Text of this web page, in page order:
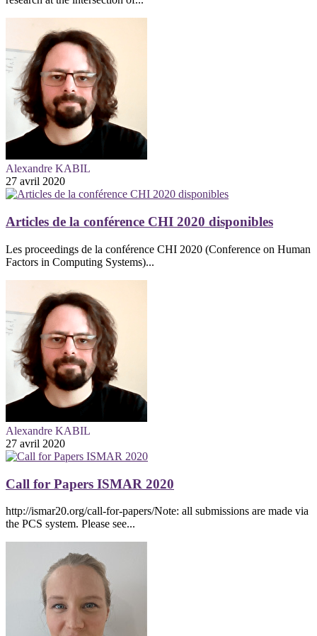
Alexandre KABIL
27 avril 2020
Articles de la conférence CHI 2020 disponibles
Les proceedings de la conférence CHI 2020 (Conference on Human
Factors in Computing Systems)...
Alexandre KABIL
27 avril 2020
Call for Papers ISMAR 2020
http://ismar20.org/call-for-papers/Note: all submissions are made via
the PCS system. Please see...